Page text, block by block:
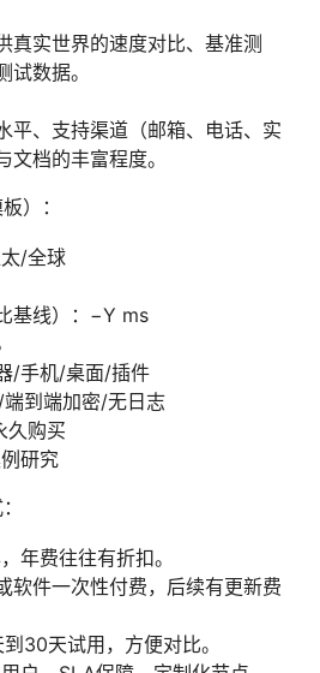
真实世界的速度对比、基准测
数据。
平、支持渠道（邮箱、电话、实
文档的丰富程度。
）：
/全球
基线）：−Y ms
/手机/桌面/插件
到端加密/无日志
久购买
研究
年费往往有折扣。
软件一次性付费，后续有更新费
30天试用，方便对比。